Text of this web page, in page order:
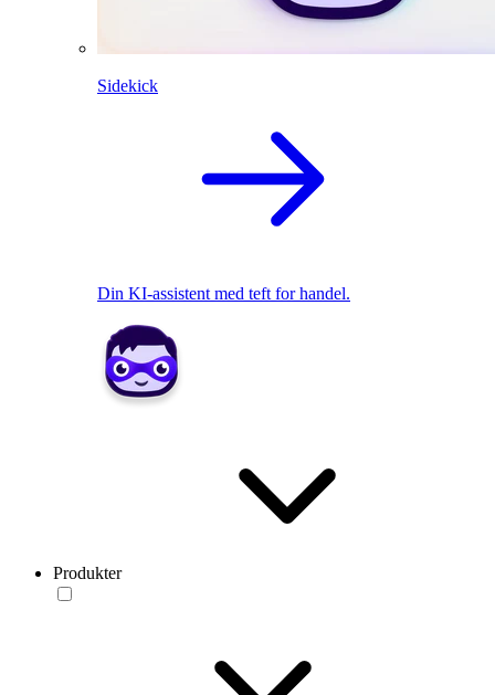
Sidekick
Din KI-assistent med teft for handel.
Produkter